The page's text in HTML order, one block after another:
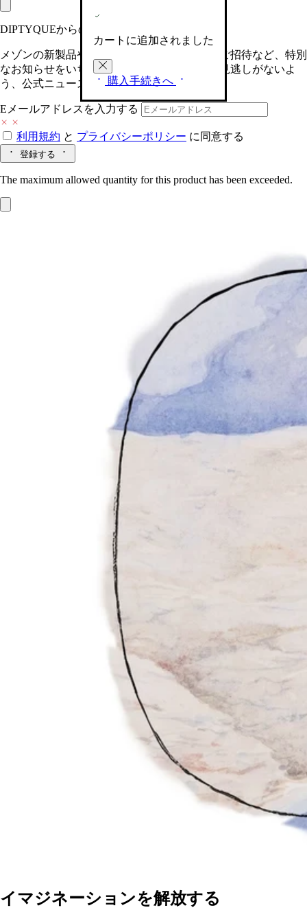
カートに追加されました
購入手続きへ
DIPTYQUEからの最新情報をお届けします
メゾンの新製品や、限定イベントへの特別なご招待など、特別
なお知らせをいち早くお届けいたします。お見逃しがないよ
う、公式ニュースレターにご登録ください。
Eメールアドレスを入力する
利用規約 と プライバシーポリシー に同意する
登録する
The maximum allowed quantity for this product has been exceeded.
イマジネーションを解放する